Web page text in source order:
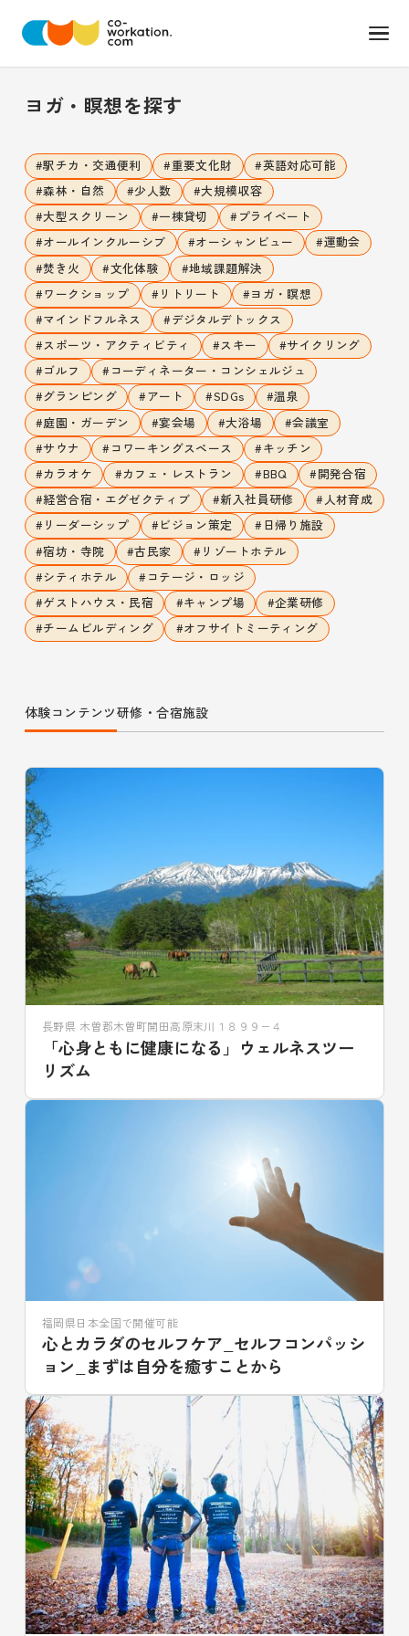
ヨガ・瞑想を探す
#駅チカ・交通便利 #重要文化財 #英語対応可能
#森林・自然 #少人数 #大規模収容
#大型スクリーン #一棟貸切 # プライベート
#オールインクルーシブ #オーシャンビュー #運動会
#焚き火 #文化体験 #地域課題解決
#ワークショップ # リトリート #ヨガ・瞑想
#マインドフルネス #デジタルデトックス
#スポーツ・アクティビティ #スキー #サイクリング
#ゴルフ # コーディネーター・コンシェルジュ
#グランピング #アート #SDGs #温泉
#庭園・ガーデン #宴会場 #大浴場 #会議室
#サウナ # コワーキングスペース #キッチン
#カラオケ #カフェ・レストラン #BBQ #開発合宿
#経営合宿・エグゼクティブ #新入社員研修 #人材育成
# リーダーシップ # ビジョン策定 # 日帰り施設
#宿坊・寺院 #古民家 # リゾートホテル
#シティホテル # コテージ・ロッジ
#ゲストハウス・民宿 #キャンプ場 #企業研修
#チームビルディング #オフサイトミーティング
体験コンテンツ研修・合宿施設
長野県 木曽郡木曽町開田高原末川１８９９−４
「心身ともに健康になる」ウェルネスツー
リズム
福岡県日本全国で開催可能
心とカラダのセルフケア_セルフコンパッシ
ョン_まずは自分を癒すことから